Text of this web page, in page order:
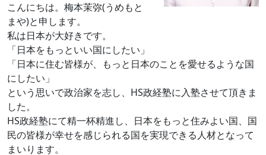
こんにちは。梅本茉弥(うめもと
まや)と申します。
私は日本が大好きです。
「日本をもっといい国にしたい」
「日本に住む皆様が、もっと日本のことを愛せるような国
にしたい」
という思いで政治家を志し、HS政経塾に入塾させて頂きま
した。
HS政経塾にて精一杯精進し、日本をもっと住みよい国、国
民の皆様が幸せを感じられる国を実現できる人材となって
まいります。